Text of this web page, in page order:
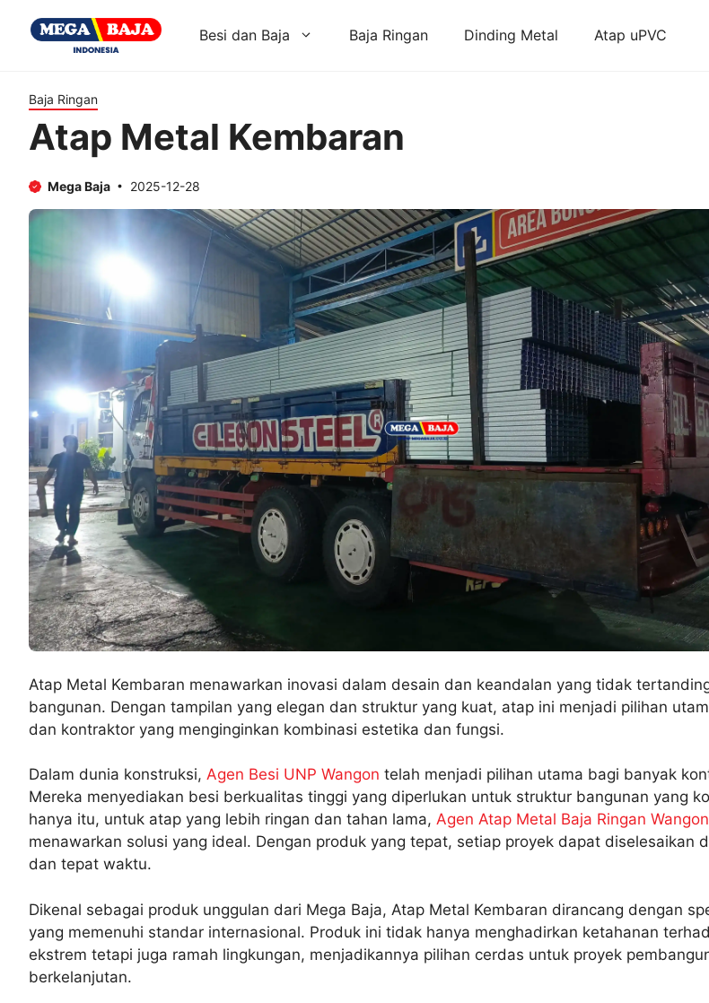
Besi dan Baja Baja Ringan Dinding Metal Atap uPVC
Baja Ringan
Atap Metal Kembaran
Mega Baja 2025-12-28
Atap Metal Kembaran menawarkan inovasi dalam desain dan keandalan yang tidak
bangunan. Dengan tampilan yang elegan dan struktur yang kuat, atap ini menjadi pilihan
dan kontraktor yang menginginkan kombinasi estetika dan fungsi.
Dalam dunia konstruksi, Agen Besi UNP Wangon telah menjadi pilihan utama bagi banyak
Mereka menyediakan besi berkualitas tinggi yang diperlukan untuk struktur bangunan yang
hanya itu, untuk atap yang lebih ringan dan tahan lama, Agen Atap Metal Baja Ringan Wangon
menawarkan solusi yang ideal. Dengan produk yang tepat, setiap proyek dapat diselesaikan
dan tepat waktu.
Dikenal sebagai produk unggulan dari Mega Baja, Atap Metal Kembaran dirancang dengan
yang memenuhi standar internasional. Produk ini tidak hanya menghadirkan ketahanan
ekstrem tetapi juga ramah lingkungan, menjadikannya pilihan cerdas untuk proyek
berkelanjutan.